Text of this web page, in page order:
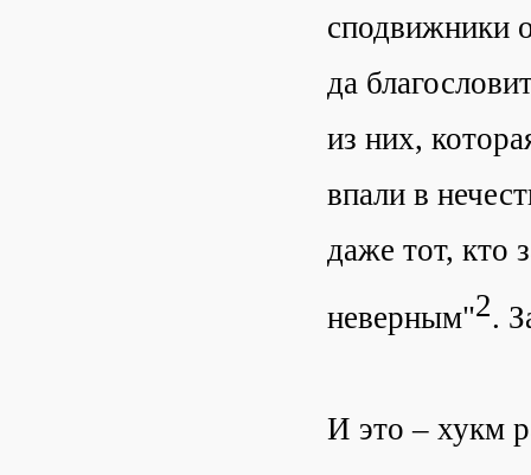
сподвижники
да
из них,
впали в
даже тот, кто
неверным"2.
И это – хукм